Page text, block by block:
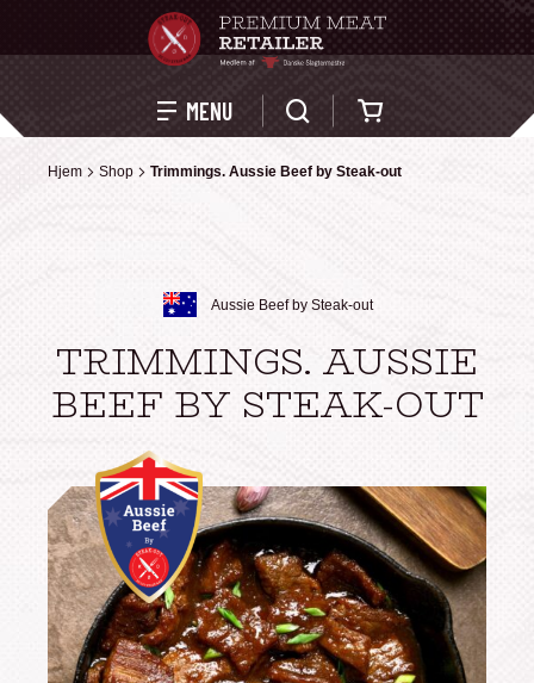
MENU
Hjem Shop Trimmings. Aussie Beef by Steak-out
Hjem Shop Trimmings. Aussie Beef by Steak-out
Aussie Beef by Steak-out
TRIMMINGS. AUSSIE
BEEF BY STEAK-OUT